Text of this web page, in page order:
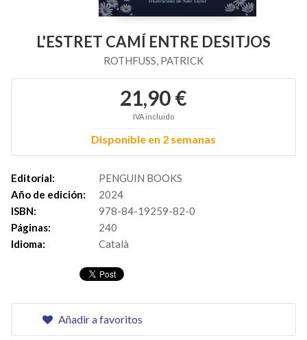
L'ESTRET CAMÍ ENTRE DESITJOS
ROTHFUSS, PATRICK
21,90 €
IVA incluido
Disponible en 2 semanas
Editorial:
PENGUIN BOOKS
Año de edición:
2024
ISBN:
978-84-19259-82-0
Páginas:
240
Idioma:
Català
Añadir a favoritos